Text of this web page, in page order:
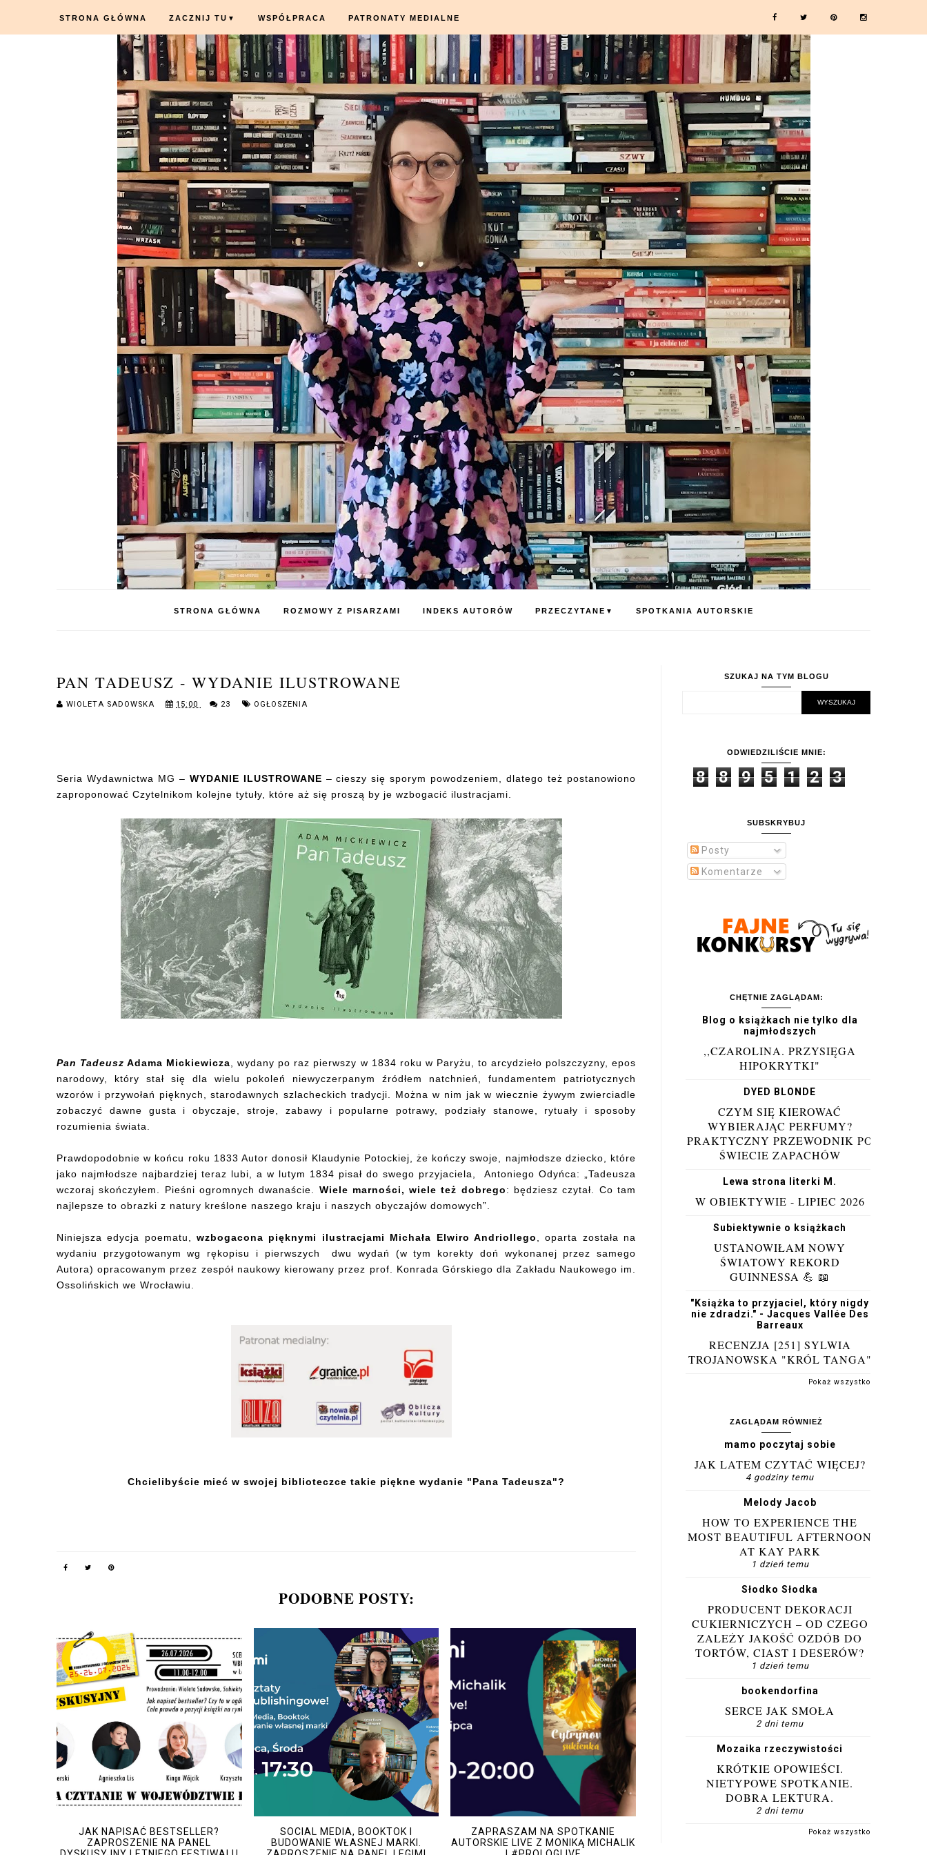
STRONA GŁÓWNA ZACZNIJ TU ▼ WSPÓŁPRACA PATRONATY MEDIALNE
STRONA GŁÓWNA ROZMOWY Z PISARZAMI INDEKS AUTORÓW PRZECZYTANE ▼ SPOTKANIA AUTORSKIE
PAN TADEUSZ - WYDANIE ILUSTROWANE
WIOLETA SADOWSKA 15:00 23 OGŁOSZENIA
Seria Wydawnictwa MG – WYDANIE ILUSTROWANE – cieszy się sporym powodzeniem, dlatego też postanowiono
zaproponować Czytelnikom kolejne tytuły, które aż się proszą by je wzbogacić ilustracjami.
Pan Tadeusz Adama Mickiewicza , wydany po raz pierwszy w 1834 roku w Paryżu, to arcydzieło polszczyzny, epos
narodowy, który stał się dla wielu pokoleń niewyczerpanym źródłem natchnień, fundamentem patriotycznych
wzorów i przywołań pięknych, starodawnych szlacheckich tradycji. Można w nim jak w wiecznie żywym zwierciadle
zobaczyć dawne gusta i obyczaje, stroje, zabawy i popularne potrawy, podziały stanowe, rytuały i sposoby
rozumienia świata.
Prawdopodobnie w końcu roku 1833 Autor donosił Klaudynie Potockiej, że kończy swoje, najmłodsze dziecko, które
jako najmłodsze najbardziej teraz lubi, a w lutym 1834 pisał do swego przyjaciela, Antoniego Odyńca: „Tadeusza
wczoraj skończyłem. Pieśni ogromnych dwanaście. Wiele marności, wiele też dobrego: będziesz czytał. Co tam
najlepsze to obrazki z natury kreślone naszego kraju i naszych obyczajów domowych”.
Niniejsza edycja poematu,wzbogacona pięknymi ilustracjami Michała Elwiro Andriollego
, oparta została na
wydaniu przygotowanym wg rękopisu i pierwszych dwu wydań (w tym korekty doń wykonanej przez samego
Autora) opracowanym przez zespół naukowy kierowany przez prof. Konrada Górskiego dla Zakładu Naukowego im.
Ossolińskich we Wrocławiu.
Chcielibyście mieć w swojej biblioteczce takie piękne wydanie "Pana Tadeusza"?
PODOBNE POSTY:
JAK NAPISAĆ BESTSELLER?
ZAPROSZENIE NA PANEL
SOCIAL MEDIA, BOOKTOK I
BUDOWANIE WŁASNEJ MARKI.
ZAPRASZAM NA SPOTKANIE
AUTORSKIE LIVE Z MONIKĄ MICHALIK
SZUKAJ NA TYM BLOGU
ODWIEDZILIŚCIE MNIE:
8 8 9 5 1 2 3
SUBSKRYBUJ
Posty
Komentarze
CHĘTNIE ZAGLĄDAM:
Blog o książkach nie tylko dla
najmłodszych
,,CZAROLINA. PRZYSIĘGA
HIPOKRYTKI"
DYED BLONDE
CZYM SIĘ KIEROWAĆ
WYBIERAJĄC PERFUMY?
PRAKTYCZNY PRZEWODNIK PO
ŚWIECIE ZAPACHÓW
Lewa strona literki M.
W OBIEKTYWIE - LIPIEC 2026
Subiektywnie o książkach
USTANOWIŁAM NOWY
ŚWIATOWY REKORD
GUINNESSA 💪 📖
"Książka to przyjaciel, który nigdy
nie zdradzi." - Jacques Vallée Des
Barreaux
RECENZJA [251] SYLWIA
TROJANOWSKA "KRÓL TANGA"
Pokaż wszystko
ZAGLĄDAM RÓWNIEŻ
mamo poczytaj sobie
JAK LATEM CZYTAĆ WIĘCEJ?
4 godziny temu
Melody Jacob
HOW TO EXPERIENCE THE
MOST BEAUTIFUL AFTERNOON
AT KAY PARK
1 dzień temu
Słodko Słodka
PRODUCENT DEKORACJI
CUKIERNICZYCH – OD CZEGO
ZALEŻY JAKOŚĆ OZDÓB DO
TORTÓW, CIAST I DESERÓW?
1 dzień temu
bookendorfina
SERCE JAK SMOŁA
2 dni temu
Mozaika rzeczywistości
KRÓTKIE OPOWIEŚCI.
NIETYPOWE SPOTKANIE.
DOBRA LEKTURA.
2 dni temu
Pokaż wszystko